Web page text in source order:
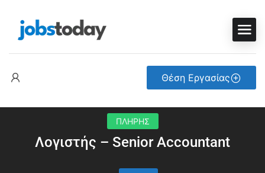
Θέση Εργασίας
ΠΛΗΡΗΣ
Λογιστής – Senior Accountant